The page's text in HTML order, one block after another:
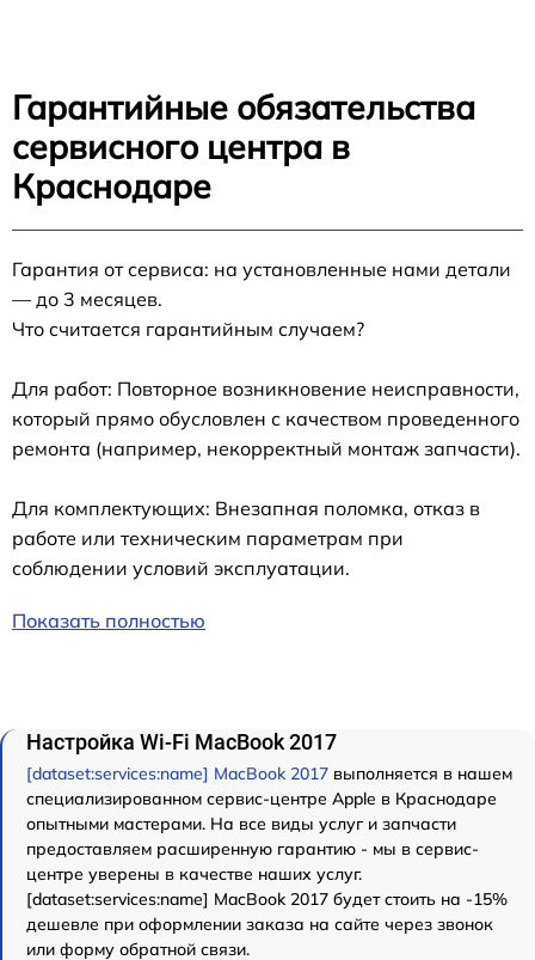
Гарантийные обязательства
сервисного центра в
Краснодаре
Гарантия от сервиса: на установленные нами детали
— до 3 месяцев.
Что считается гарантийным случаем?
Для работ: Повторное возникновение неисправности,
который прямо обусловлен с качеством проведенного
ремонта (например, некорректный монтаж запчасти).
Для комплектующих: Внезапная поломка, отказ в
работе или техническим параметрам при
соблюдении условий эксплуатации.
Показать полностью
Настройка Wi-Fi MacBook 2017
[dataset:services:name] MacBook 2017 выполняется в нашем
специализированном сервис-центре Apple в Краснодаре
опытными мастерами. На все виды услуг и запчасти
предоставляем расширенную гарантию - мы в сервис-
центре уверены в качестве наших услуг.
[dataset:services:name] MacBook 2017 будет стоить на -15%
дешевле при оформлении заказа на сайте через звонок
или форму обратной связи.